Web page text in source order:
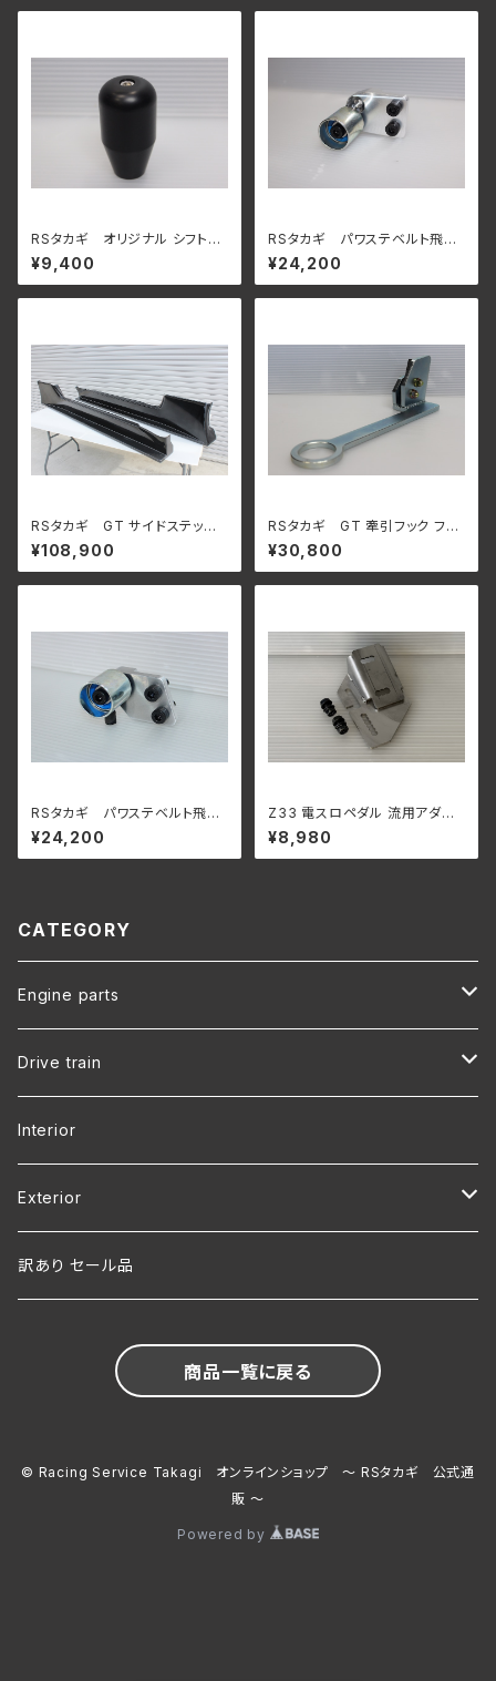
RSタカギ オリジナル シフトノ
ブ
¥9,400
RSタカギ パワステベルト飛び
防止テンショナー RB25 パワ
ステポンプ用
¥24,200
RSタカギ GT サイドステッ
プ BNR32 スカイライン GT-
R 用
¥108,900
RSタカギ GT 牽引フック フロ
ント BNR32 スカイラインGT-
R 用
¥30,800
RSタカギ パワステベルト飛び
防止テンショナー RB26 用
¥24,200
Z33 電スロペダル 流用アダプ
ター アクセルペダル DBW 電
子スロットル Drive by wire R
33 R34 RB20 RB25 RB26 ス
¥8,980
CATEGORY
Engine parts
RB25
RB26
Drive train
R32 SKYLINE
R33 SKYLINE
R34 SKYLINE
Interior
Exterior
R32 SKYLINE
訳あり セール品
商品一覧に戻る
© Racing Service Takagi オンラインショップ ～ RSタカギ 公式通
販 ～
Powered by